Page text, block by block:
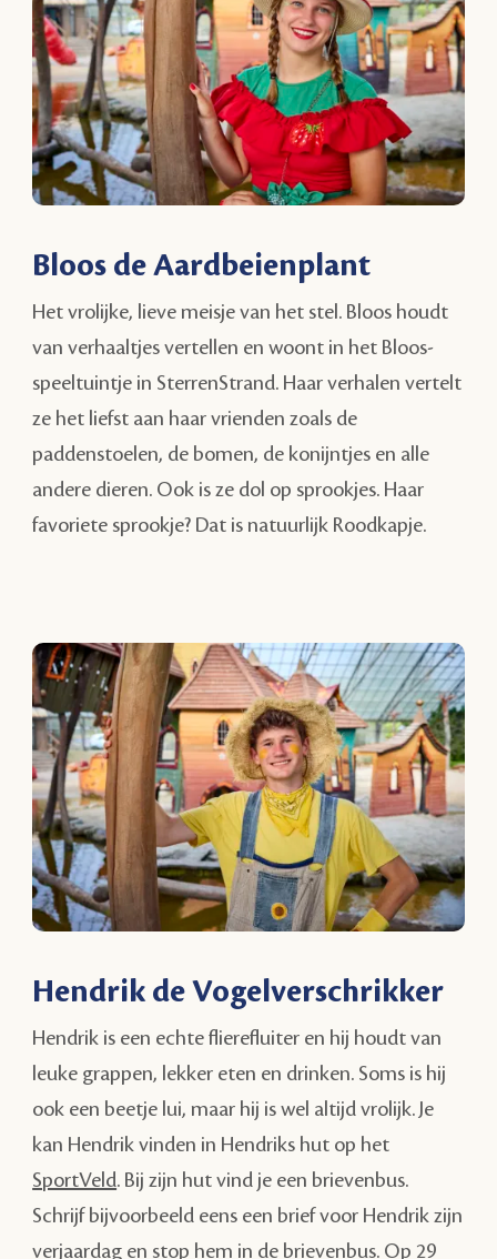
Bloos de Aardbeienplant
Het vrolijke, lieve meisje van het stel. Bloos houdt
van verhaaltjes vertellen en woont in het Bloos-
speeltuintje in SterrenStrand. Haar verhalen vertelt
ze het liefst aan haar vrienden zoals de
paddenstoelen, de bomen, de konijntjes en alle
andere dieren. Ook is ze dol op sprookjes. Haar
favoriete sprookje? Dat is natuurlijk Roodkapje.
Hendrik de Vogelverschrikker
Hendrik is een echte flierefluiter en hij houdt van
leuke grappen, lekker eten en drinken. Soms is hij
ook een beetje lui, maar hij is wel altijd vrolijk. Je
kan Hendrik vinden in Hendriks hut op het
SportVeld. Bij zijn hut vind je een brievenbus.
Schrijf bijvoorbeeld eens een brief voor Hendrik zijn
verjaardag en stop hem in de brievenbus. Op 29